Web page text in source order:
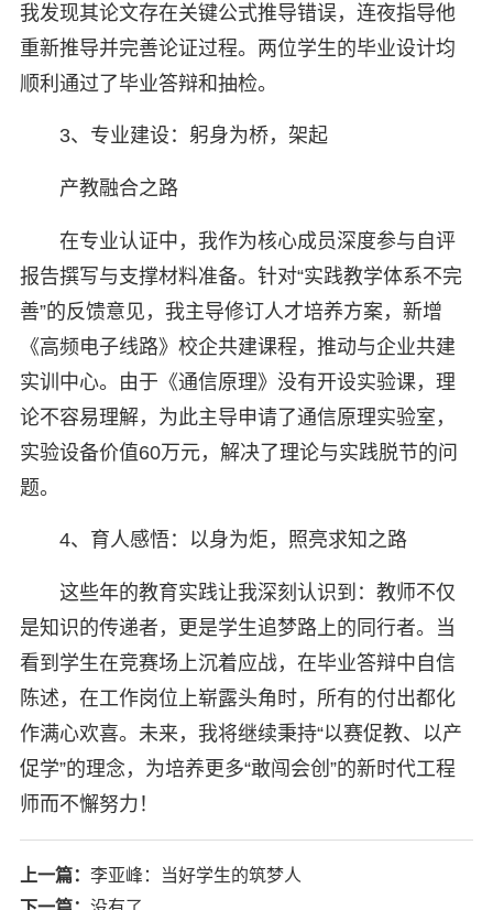
我发现其论文存在关键公式推导错误，连夜指导他
重新推导并完善论证过程。两位学生的毕业设计均
顺利通过了毕业答辩和抽检。
3、专业建设：躬身为桥，架起
产教融合之路
在专业认证中，我作为核心成员深度参与自评
报告撰写与支撑材料准备。针对“实践教学体系不完
善”的反馈意见，我主导修订人才培养方案，新增
《高频电子线路》校企共建课程，推动与企业共建
实训中心。由于《通信原理》没有开设实验课，理
论不容易理解，为此主导申请了通信原理实验室，
实验设备价值60万元，解决了理论与实践脱节的问
题。
4、育人感悟：以身为炬，照亮求知之路
这些年的教育实践让我深刻认识到：教师不仅
是知识的传递者，更是学生追梦路上的同行者。当
看到学生在竞赛场上沉着应战，在毕业答辩中自信
陈述，在工作岗位上崭露头角时，所有的付出都化
作满心欢喜。未来，我将继续秉持“以赛促教、以产
促学”的理念，为培养更多“敢闯会创”的新时代工程
师而不懈努力！
上一篇： 李亚峰：当好学生的筑梦人